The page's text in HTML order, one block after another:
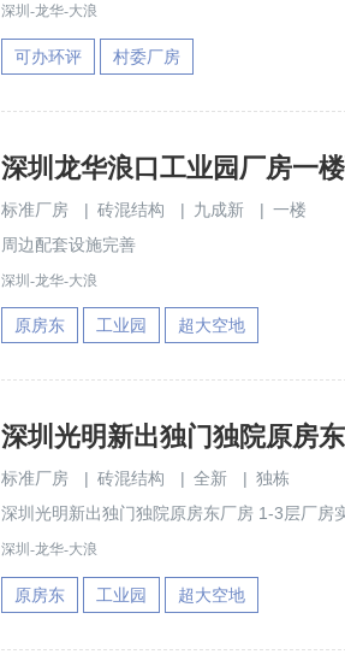
深圳-龙华-大浪
可办环评 村委厂房
深圳龙华浪口工业园厂房一
标准厂房 | 砖混结构 | 九成新 | 一楼
周边配套设施完善
深圳-龙华-大浪
原房东 工业园 超大空地
标准厂房 | 砖混结构 | 全新 | 独栋
深圳光明新出独门独院原房东厂房 1-3层厂房
深圳-龙华-大浪
原房东 工业园 超大空地